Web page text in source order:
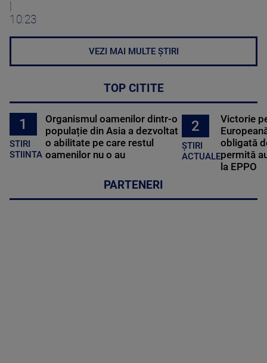
10:23
VEZI MAI MULTE ȘTIRI
TOP CITITE
1
STIRI
STIINTA
Organismul oamenilor dintr-o
populație din Asia a dezvoltat
o abilitate pe care restul
oamenilor nu o au
2
ȘTIRI
ACTUALE
Victorie
obligată
permită
la EPPO
PARTENERI